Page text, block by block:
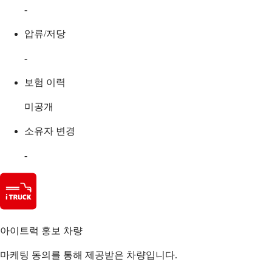
-
압류/저당
-
보험 이력
미공개
소유자 변경
-
아이트럭 홍보 차량
마케팅 동의를 통해 제공받은 차량입니다.